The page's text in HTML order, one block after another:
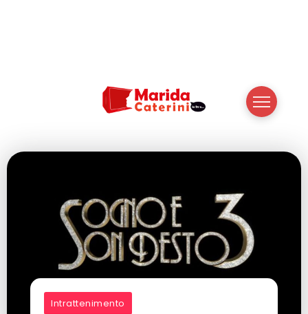
Intrattenimento